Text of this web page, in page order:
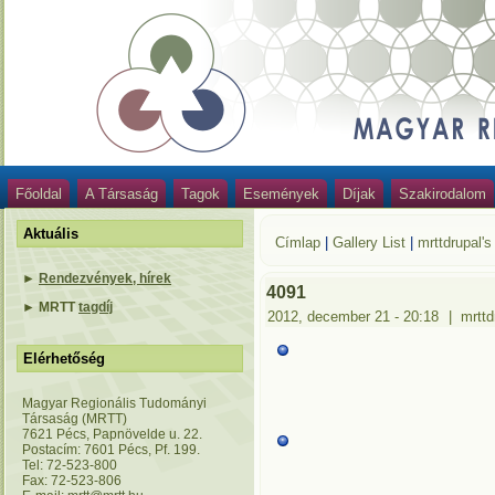
Főoldal A Társaság Tagok Események Díjak Szakirodalom
Aktuális
► Rendezvények, hírek
► MRTTtagdíj
Elérhetőség
Magyar Regionális Tudományi
Társaság (MRTT)
7621 Pécs, Papnövelde u. 22.
Postacím: 7601 Pécs, Pf. 199.
Tel: 72-523-800
Fax: 72-523-806
Címlap |Gallery List
4091
2012, december 21 - 20:18